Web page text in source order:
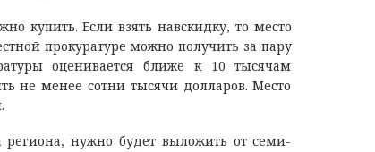
купить. Если взять навскидку, то место
прокуратуре можно получить за пару
оценивается ближе к 10 тысячам
не менее сотни тысячи долларов. Место
региона, нужно будет выложить от семи-